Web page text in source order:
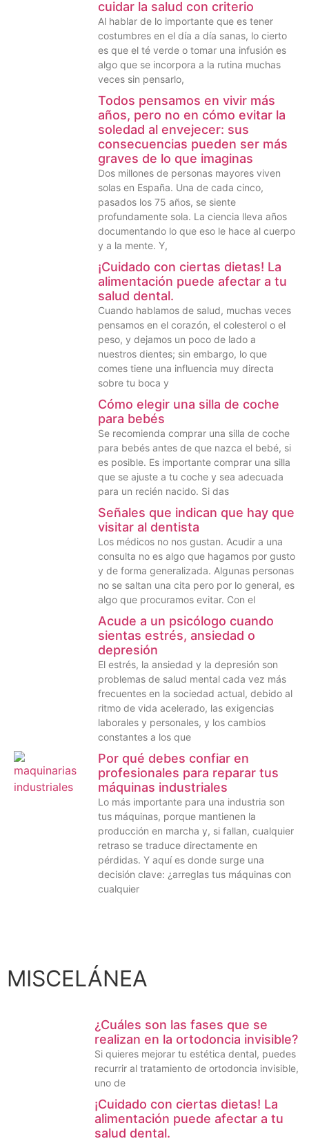
cuidar la salud con criterio
Al hablar de lo importante que es tener
costumbres en el día a día sanas, lo cierto
es que el té verde o tomar una infusión es
algo que se incorpora a la rutina muchas
veces sin pensarlo,
Todos pensamos en vivir más
años, pero no en cómo evitar la
soledad al envejecer: sus
consecuencias pueden ser más
graves de lo que imaginas
Dos millones de personas mayores viven
solas en España. Una de cada cinco,
pasados los 75 años, se siente
profundamente sola. La ciencia lleva años
documentando lo que eso le hace al cuerpo
y a la mente. Y,
¡Cuidado con ciertas dietas! La
alimentación puede afectar a tu
salud dental.
Cuando hablamos de salud, muchas veces
pensamos en el corazón, el colesterol o el
peso, y dejamos un poco de lado a
nuestros dientes; sin embargo, lo que
comes tiene una influencia muy directa
sobre tu boca y
Cómo elegir una silla de coche
para bebés
Se recomienda comprar una silla de coche
para bebés antes de que nazca el bebé, si
es posible. Es importante comprar una silla
que se ajuste a tu coche y sea adecuada
para un recién nacido. Si das
Señales que indican que hay que
visitar al dentista
Los médicos no nos gustan. Acudir a una
consulta no es algo que hagamos por gusto
y de forma generalizada. Algunas personas
no se saltan una cita pero por lo general, es
algo que procuramos evitar. Con el
Acude a un psicólogo cuando
sientas estrés, ansiedad o
depresión
El estrés, la ansiedad y la depresión son
problemas de salud mental cada vez más
frecuentes en la sociedad actual, debido al
ritmo de vida acelerado, las exigencias
laborales y personales, y los cambios
constantes a los que
Por qué debes confiar en
profesionales para reparar tus
máquinas industriales
Lo más importante para una industria son
tus máquinas, porque mantienen la
producción en marcha y, si fallan, cualquier
retraso se traduce directamente en
pérdidas. Y aquí es donde surge una
decisión clave: ¿arreglas tus máquinas con
cualquier
MISCELÁNEA
¿Cuáles son las fases que se
realizan en la ortodoncia invisible?
Si quieres mejorar tu estética dental, puedes
recurrir al tratamiento de ortodoncia invisible,
uno de
¡Cuidado con ciertas dietas! La
alimentación puede afectar a tu
salud dental.